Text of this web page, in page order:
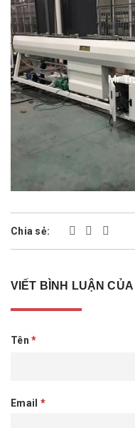
Chia sẻ:
VIẾT BÌNH LUẬN
Tên *
Email *